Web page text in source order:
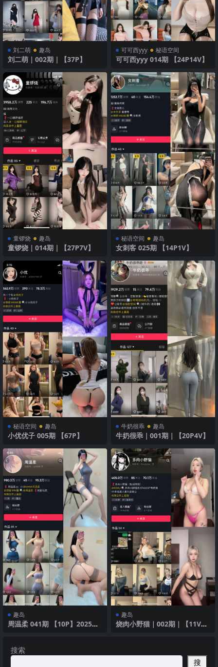
刘二萌 趣岛
刘二萌｜002期｜【37P】
可可西yyy 秘语空间
可可西yyy 014期 【24P14V】
童锣烧 趣岛
童锣烧｜014期｜【27P7V】
秘语空间 趣岛
女刺客 025期 【14P1V】
秘语空间 趣岛
小优优子 005期 【67P】
牛奶很乖 趣岛
牛奶很乖｜001期｜【20P4V】
趣岛
周温柔 041期 【10P】2025年
趣岛
烧肉小野猫｜002期｜【11V4
搜索
搜